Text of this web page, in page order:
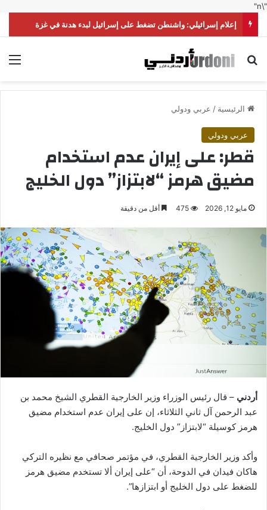
"\n"
إعلام إسرائيلي: واشنطن تضغط على إسرائيل لبدء هدنة في غزة
بحث عن
الرئيسية / عربي ودولي
عربي ودولي
قطر: على إيران عدم استخدام
مضيق هرمز “لابتزاز” دول الخليج
مايو 12, 2026 475 أقل من دقيقة
أردني – قال رئيس الوزراء وزير الخارجية القطري الشيخ محمد بن
عبد الرحمن آل ثاني الثلاثاء، إن على إيران عدم استخدام مضيق
هرمز كوسيلة “لابتزاز” دول الخليج.
وأكد وزير الخارجية القطري، في مؤتمر صحافي مع نظيره التركي
هاكان فيدان في الدوحة، أن “على إيران ألا تستخدم مضيق هرمز
للضغط على دول الخليج أو ابتزازها”.